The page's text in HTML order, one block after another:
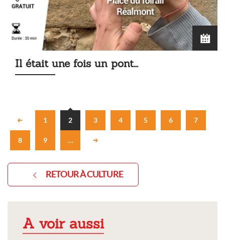
Il était une fois un pont...
1 2 3 4 5 6 7
8 9 …
RETOUR À CULTURE
A voir aussi